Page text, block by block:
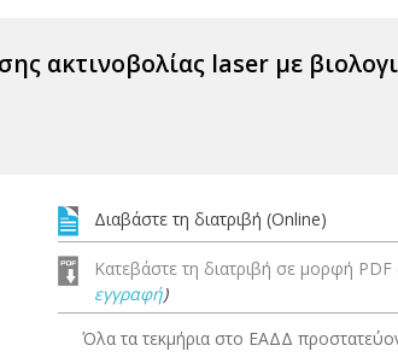
ακτινοβολίας laser με
Διαβάστε τη διατριβή (Online)
Κατεβάστε τη διατριβή σε μορφή
εγγραφή)
Όλα τα τεκμήρια στο ΕΑΔΔ